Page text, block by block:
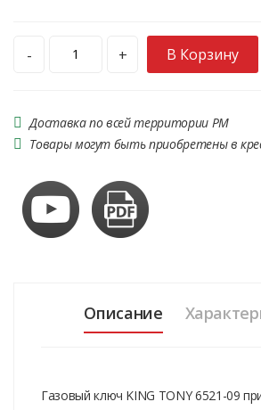
- + В Корзину
Доставка по всей территории РМ
Товары могут быть приобретены в
Описание
Газовый ключ KING TONY 6521-09